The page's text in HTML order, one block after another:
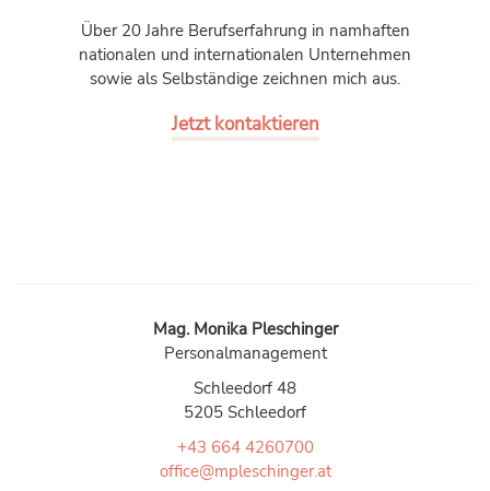
Über 20 Jahre Berufserfahrung in namhaften
nationalen und internationalen Unternehmen
sowie als Selbständige zeichnen mich aus.
Jetzt kontaktieren
Mag. Monika Pleschinger
Personalmanagement
Schleedorf 48
5205 Schleedorf
+43 664 4260700
office@mpleschinger.at